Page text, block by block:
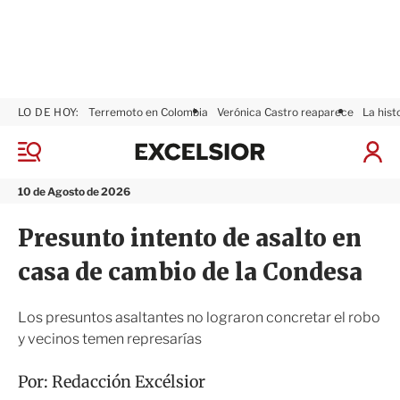
M
n
10 de Agosto de 2026
LO DE HOY: Terremoto en Colombia Verónica Castro reaparece La
I
s
x
i
o
r
Presunto intento de asalto en
casa de cambio de la Condesa
Los presuntos asaltantes no lograron concretar el robo
y vecinos temen represarías
Por: Redacción Excélsior